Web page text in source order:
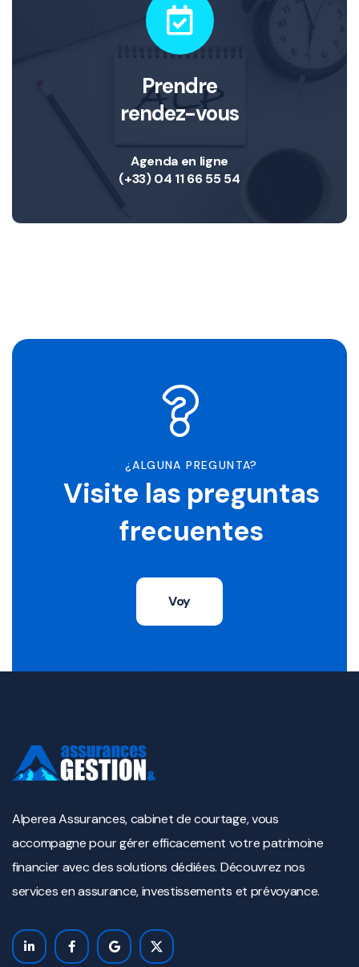
Prendre
rendez-vous
Agenda en ligne
(+33) 04 11 66 55 54
¿ALGUNA PREGUNTA?
Visite las preguntas
frecuentes
Voy
Alperea Assurances, cabinet de courtage, vous
accompagne pour gérer efficacement votre patrimoine
financier avec des solutions dédiées. Découvrez nos
services en assurance, investissements et prévoyance.